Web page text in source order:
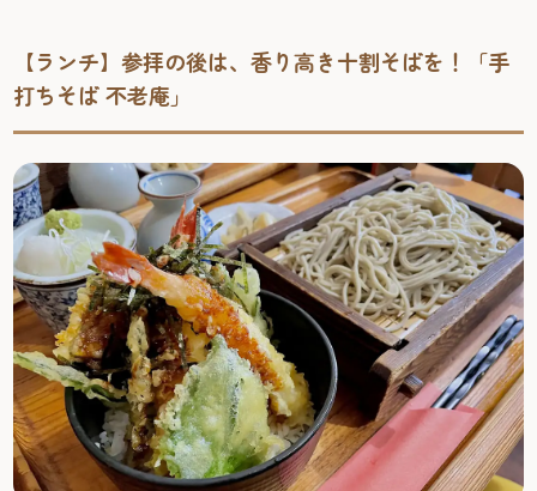
【ランチ】参拝の後は、香り高き十割そばを！「手
打ちそば 不老庵」